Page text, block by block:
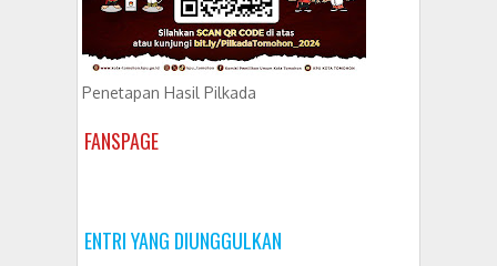
Penetapan Hasil Pilkada
FANSPAGE
ENTRI YANG DIUNGGULKAN